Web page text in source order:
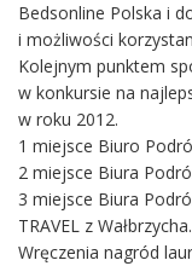
Bedsonline Polska i
i możliwości
Kolejnym punktem
w konkursie na
w roku 2012.
1 miejsce Biuro
2 miejsce Biura
3 miejsce Biura
TRAVEL z Wałbrzycha.
Wręczenia nagród